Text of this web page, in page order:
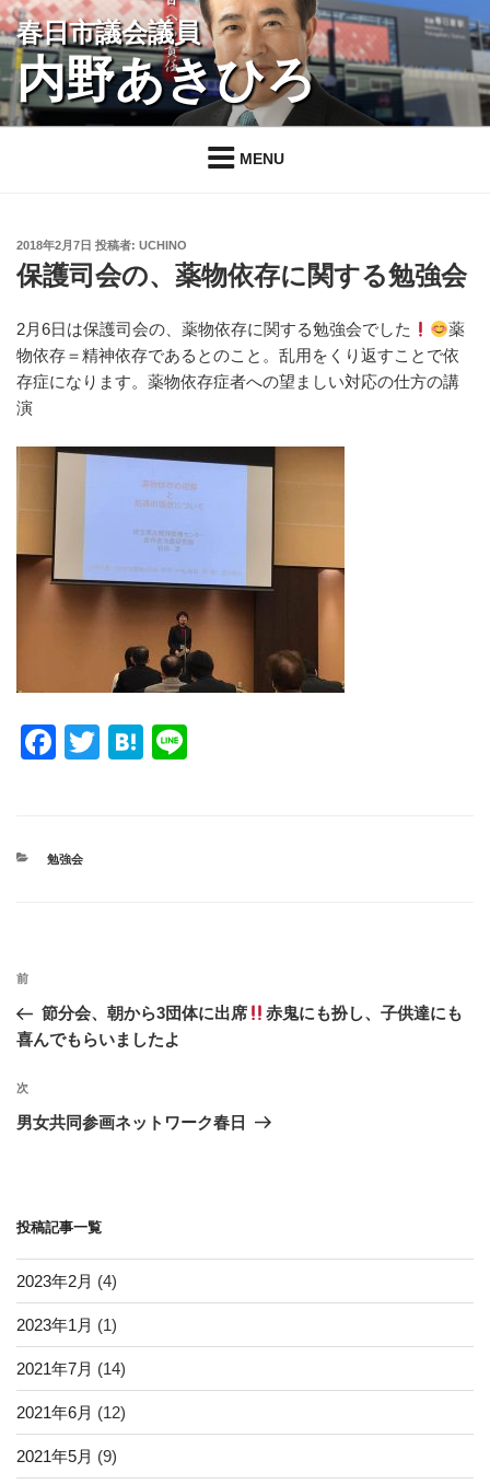
コ
ン
ツ
春日市議会議員
内野あきひろ
MENU
投
稿
日:
2018年2月7日 投稿者: UCHINO
保護司会の、薬物依存に関する勉強会
2月6日は保護司会の、薬物依存に関する勉強会でした
薬
物依存＝精神依存であるとのこと。乱用をくり返すことで依
存症になります。薬物依存症者への望ましい対応の仕方の講
演
F
e
T
H
カ
勉強会
投
ナ
ゲ
ー
過
去
の
稿
前
節分会、朝から3団体に出席
赤鬼にも扮し、子供達にも
喜んでもらいましたよ
次
の
次
男女共同参画ネットワーク春日
投稿記事一覧
2023年2月 (4)
2023年1月 (1)
2021年7月 (14)
2021年6月 (12)
2021年5月 (9)